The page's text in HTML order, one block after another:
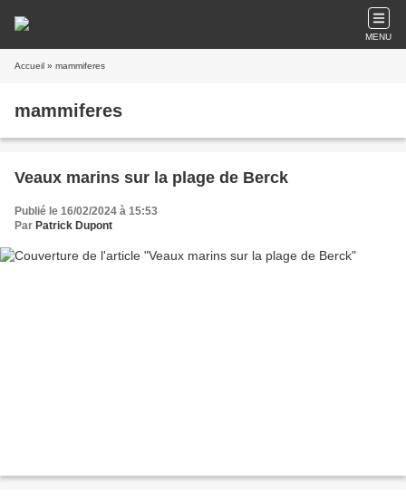
MENU
Accueil » mammiferes
mammiferes
Veaux marins sur la plage de Berck
Publié le 16/02/2024 à 15:53
Par Patrick Dupont